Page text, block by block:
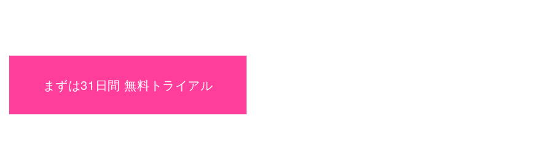
まずは31日間 無料トライアル